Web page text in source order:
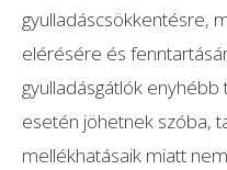
gyulladáscsökkentésre,
elérésére és
gyulladásgátlók
esetén jöhetnek szóba,
mellékhatásaik miatt